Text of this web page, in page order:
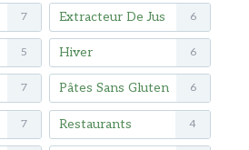
7 Extracteur De Jus 6
5 Hiver 6
7 Pâtes Sans Gluten 6
7 Restaurants 4